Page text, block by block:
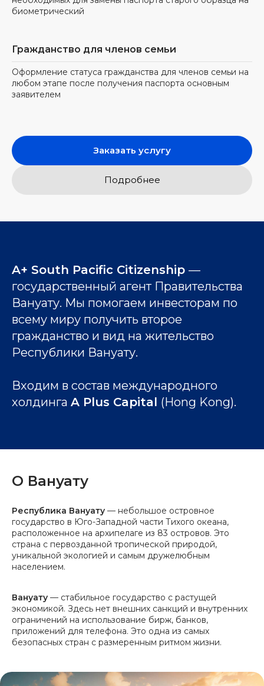
биометрический
Гражданство для членов семьи
Оформление статуса гражданства для членов семьи на
любом этапе после получения паспорта основным
заявителем
Заказать услугу
Подробнее
A+ South Pacific Citizenship —
государственный агент Правительства
Вануату. Мы помогаем инвесторам по
всему миру получить второе
гражданство и вид на жительство
Республики Вануату.
Входим в состав международного
холдинга A Plus Capital (Hong Kong).
О Вануату
Республика Вануату — небольшое островное
государство в Юго-Западной части Тихого океана,
расположенное на архипелаге из 83 островов. Это
страна с первозданной тропической природой,
уникальной экологией и самым дружелюбным
населением.
Вануату — стабильное государство с растущей
экономикой. Здесь нет внешних санкций и внутренних
ограничений на использование бирж, банков,
приложений для телефона. Это одна из самых
безопасных стран с размеренным ритмом жизни.